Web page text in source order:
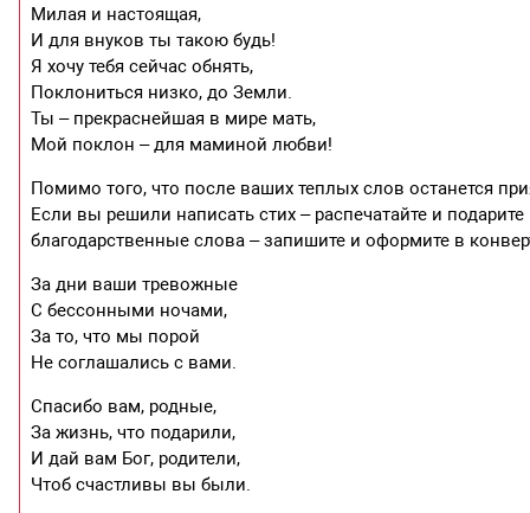
Милая и настоящая,
И для внуков ты такою будь!
Я хочу тебя сейчас обнять,
Поклониться низко, до Земли.
Ты – прекраснейшая в мире мать,
Мой поклон – для маминой любви!
Помимо того, что после ваших теплых слов останется
Если вы решили написать стих – распечатайте и
благодарственные слова – запишите и оформите в
За дни ваши тревожные
С бессонными ночами,
За то, что мы порой
Не соглашались с вами.
Спасибо вам, родные,
За жизнь, что подарили,
И дай вам Бог, родители,
Чтоб счастливы вы были.